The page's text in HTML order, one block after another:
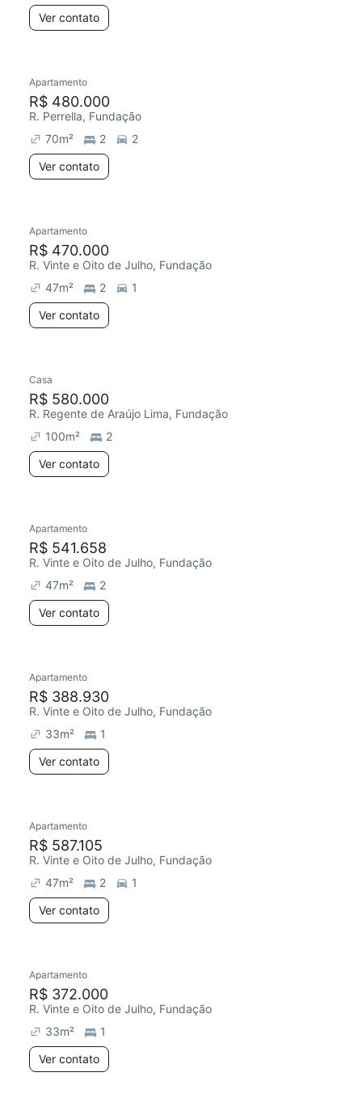
Ver contato
Apartamento
R$ 480.000
R. Perrella, Fundação
70m² 2
2
Ver contato
Apartamento
R$ 470.000
R. Vinte e Oito de Julho, Fundação
47m² 2
1
Ver contato
Casa
R$ 580.000
R. Regente de Araújo Lima, Fundação
100m²
2
Ver contato
Apartamento
R$ 541.658
R. Vinte e Oito de Julho, Fundação
47m²
2
Ver contato
Apartamento
R$ 388.930
R. Vinte e Oito de Julho, Fundação
33m²
1
Ver contato
Apartamento
R$ 587.105
R. Vinte e Oito de Julho, Fundação
47m² 2
1
Ver contato
Apartamento
R$ 372.000
R. Vinte e Oito de Julho, Fundação
33m²
1
Ver contato